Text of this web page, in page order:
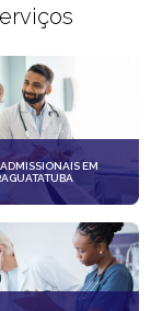
EM